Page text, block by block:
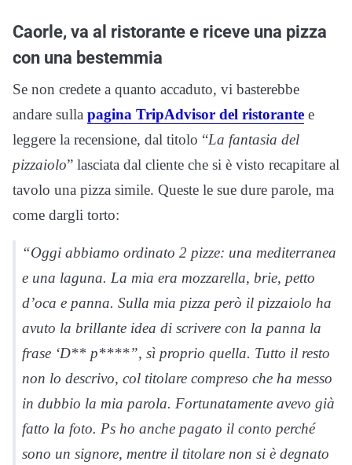
Caorle, va al ristorante e riceve una pizza
con una bestemmia
Se non credete a quanto accaduto, vi basterebbe
andare sulla pagina TripAdvisor del ristorante e
leggere la recensione, dal titolo “La fantasia del
pizzaiolo” lasciata dal cliente che si è visto recapitare al
tavolo una pizza simile. Queste le sue dure parole, ma
come dargli torto:
“Oggi abbiamo ordinato 2 pizze: una mediterranea
e una laguna. La mia era mozzarella, brie, petto
d’oca e panna. Sulla mia pizza però il pizzaiolo ha
avuto la brillante idea di scrivere con la panna la
frase ‘D** p****”, sì proprio quella. Tutto il resto
non lo descrivo, col titolare compreso che ha messo
in dubbio la mia parola. Fortunatamente avevo già
fatto la foto. Ps ho anche pagato il conto perché
sono un signore, mentre il titolare non si è degnato